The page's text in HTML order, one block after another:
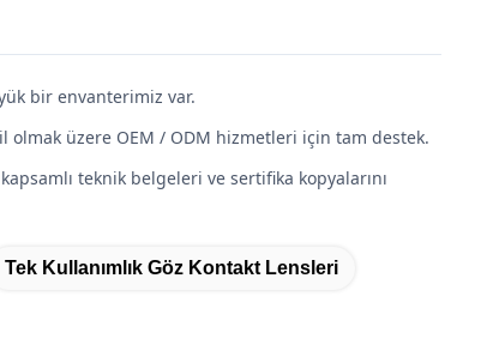
bir envanterimiz var.
olmak üzere OEM / ODM hizmetleri için tam destek.
teknik belgeleri ve sertifika kopyalarını
Tek Kullanımlık Göz Kontakt Lensleri